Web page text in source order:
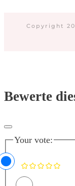
Copyright
Bewerte
Your vote: